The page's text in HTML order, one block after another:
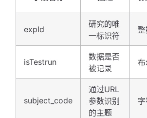
expId
研究的唯
一标识符
isTestrun
数据是否
被记录
布
subject_code
通过URL
参数识别
的主题